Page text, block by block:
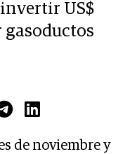
US$
de noviembre y